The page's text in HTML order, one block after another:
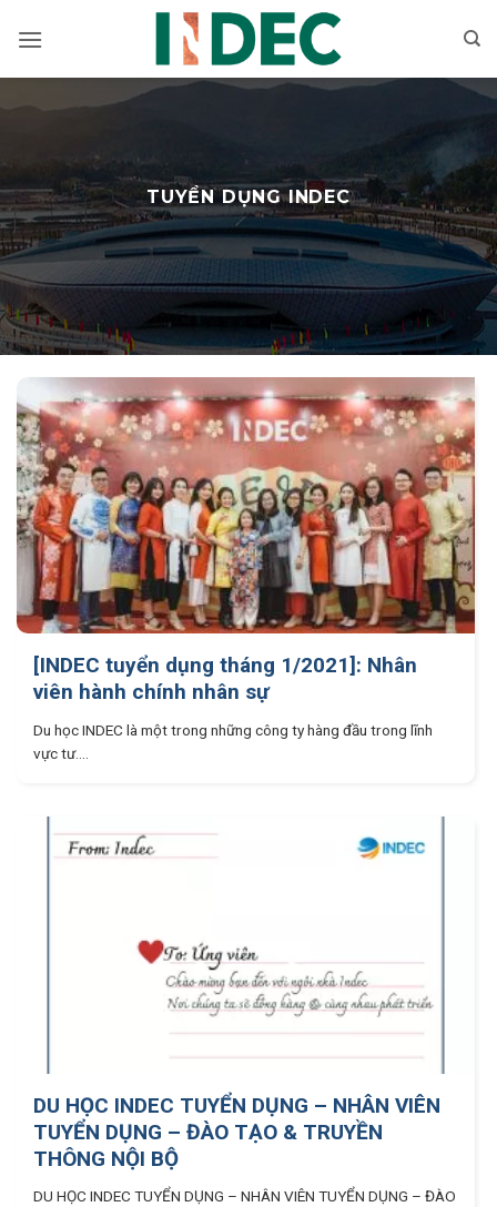
qua
TUYỂN DỤNG INDEC
[INDEC tuyển dụng tháng 1/2021]: Nhân
viên hành chính nhân sự
Du học INDEC là một trong những công ty hàng đầu trong lĩnh
vực tư....
DU HỌC INDEC TUYỂN DỤNG – NHÂN VIÊN
TUYỂN DỤNG – ĐÀO TẠO & TRUYỀN
THÔNG NỘI BỘ
DU HỌC INDEC TUYỂN DỤNG – NHÂN VIÊN TUYỂN DỤNG – ĐÀO